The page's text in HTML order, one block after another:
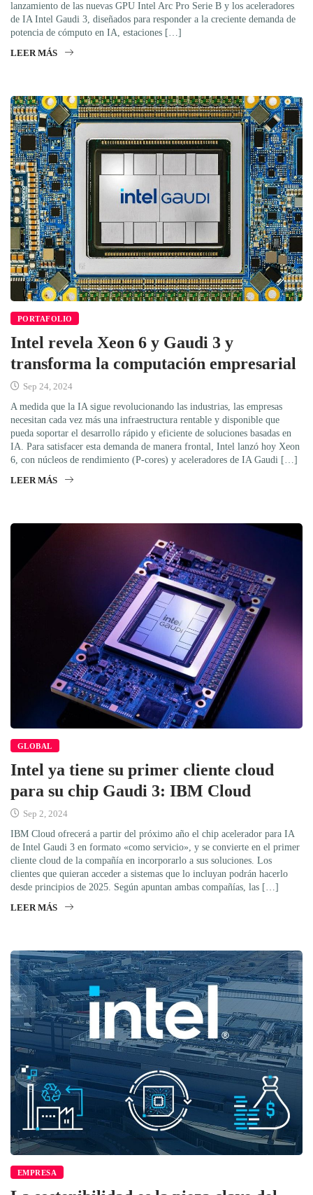
lanzamiento de las nuevas GPU Intel Arc Pro Serie B y los aceleradores
de IA Intel Gaudi 3, diseñados para responder a la creciente demanda de
potencia de cómputo en IA, estaciones […]
LEER MÁS
PORTAFOLIO
Intel revela Xeon 6 y Gaudi 3 y
transforma la computación empresarial
Sep 24, 2024
A medida que la IA sigue revolucionando las industrias, las empresas
necesitan cada vez más una infraestructura rentable y disponible que
pueda soportar el desarrollo rápido y eficiente de soluciones basadas en
IA. Para satisfacer esta demanda de manera frontal, Intel lanzó hoy Xeon
6, con núcleos de rendimiento (P-cores) y aceleradores de IA Gaudi […]
LEER MÁS
GLOBAL
Intel ya tiene su primer cliente cloud
para su chip Gaudi 3: IBM Cloud
Sep 2, 2024
IBM Cloud ofrecerá a partir del próximo año el chip acelerador para IA
de Intel Gaudi 3 en formato «como servicio», y se convierte en el primer
cliente cloud de la compañía en incorporarlo a sus soluciones. Los
clientes que quieran acceder a sistemas que lo incluyan podrán hacerlo
desde principios de 2025. Según apuntan ambas compañías, las […]
LEER MÁS
EMPRESA